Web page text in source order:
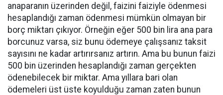
anaparanın üzerinden değil, faizini faiziyle ödenmesi
hesaplandığı zaman ödenmesi mümkün olmayan bir
borç miktarı çıkıyor. Örneğin eğer 500 bin lira ana para
borcunuz varsa, siz bunu ödemeye çalışsanız taksit
sayısını ne kadar artırırsanız artırın. Ama bu bunun faizi
500 bin üzerinden hesaplandığı zaman gerçekten
ödenebilecek bir miktar. Ama yıllara bari olan
ödemeleri üst üste koyulduğu zaman zaten bunun